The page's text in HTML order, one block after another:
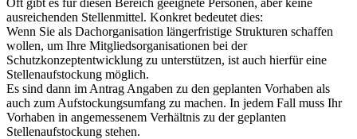
ausreichenden Stellenmittel. Konkret bedeutet dies:
Wenn Sie als Dachorganisation längerfristige Strukturen schaffen
wollen, um Ihre Mitgliedsorganisationen bei der
Schutzkonzeptentwicklung zu unterstützen, ist auch hierfür eine
Stellenaufstockung möglich.
Es sind dann im Antrag Angaben zu den geplanten Vorhaben als
auch zum Aufstockungsumfang zu machen. In jedem Fall muss Ihr
Vorhaben in angemessenem Verhältnis zu der geplanten
Stellenaufstockung stehen.